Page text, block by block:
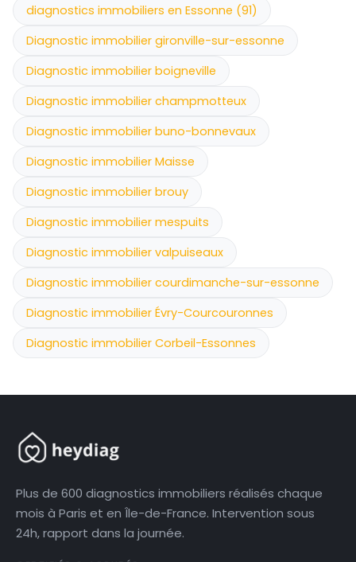
diagnostics immobiliers en Essonne (91)
Diagnostic immobilier gironville-sur-essonne
Diagnostic immobilier boigneville
Diagnostic immobilier champmotteux
Diagnostic immobilier buno-bonnevaux
Diagnostic immobilier Maisse
Diagnostic immobilier brouy
Diagnostic immobilier mespuits
Diagnostic immobilier valpuiseaux
Diagnostic immobilier courdimanche-sur-essonne
Diagnostic immobilier Évry-Courcouronnes
Diagnostic immobilier Corbeil-Essonnes
Plus de 600 diagnostics immobiliers réalisés chaque
mois à Paris et en Île-de-France. Intervention sous
24h, rapport dans la journée.